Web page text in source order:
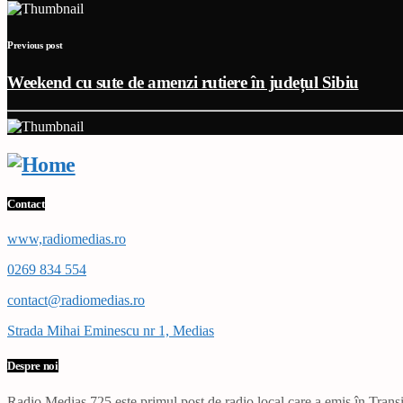
Previous post
Weekend cu sute de amenzi rutiere în județul Sibiu
Contact
www,radiomedias.ro
0269 834 554
contact@radiomedias.ro
Strada Mihai Eminescu nr 1, Medias
Despre noi